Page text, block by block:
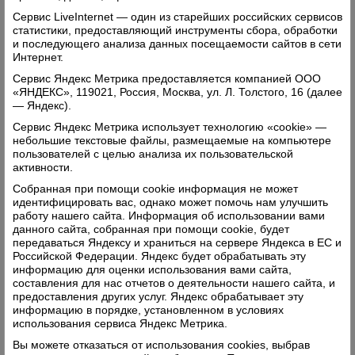
но пока недостижимый ориентир.
Виталий Тушинов рассказал о реализуемых в
области в сельском хозяйстве инвестиционных
проектах, о предусмотренных мерах поддержки
в виде субсидирования, компенсации затрат,
льготных кредитах и преференциях в
налогообложении. Вся эта информация будет во
всех подробностях доведена до сведения
верховажского агробизнеса через районную
администрацию.
«Дорога жизни»
Заострю внимание на вопросе, который задал
заместителю губернатора руководитель СПК
колхоза «Н-Кулое». Владимир Астафьев озвучил
Сервис LiveInternet — один из старейших российских сервисов
статистики, предоставляющий инструменты сбора, обработки
и последующего анализа данных посещаемости сайтов в сети
Интернет.
Сервис Яндекс Метрика предоставляется компанией ООО
«ЯНДЕКС», 119021, Россия, Москва, ул. Л. Толстого, 16 (далее
— Яндекс).
Сервис Яндекс Метрика использует технологию «cookie» —
небольшие текстовые файлы, размещаемые на компьютере
пользователей с целью анализа их пользовательской
активности.
Собранная при помощи cookie информация не может
идентифицировать вас, однако может помочь нам улучшить
работу нашего сайта. Информация об использовании вами
данного сайта, собранная при помощи cookie, будет
передаваться Яндексу и храниться на сервере Яндекса в ЕС и
Российской Федерации. Яндекс будет обрабатывать эту
информацию для оценки использования вами сайта,
составления для нас отчетов о деятельности нашего сайта, и
предоставления других услуг. Яндекс обрабатывает эту
информацию в порядке, установленном в условиях
использования сервиса Яндекс Метрика.
Вы можете отказаться от использования cookies, выбрав